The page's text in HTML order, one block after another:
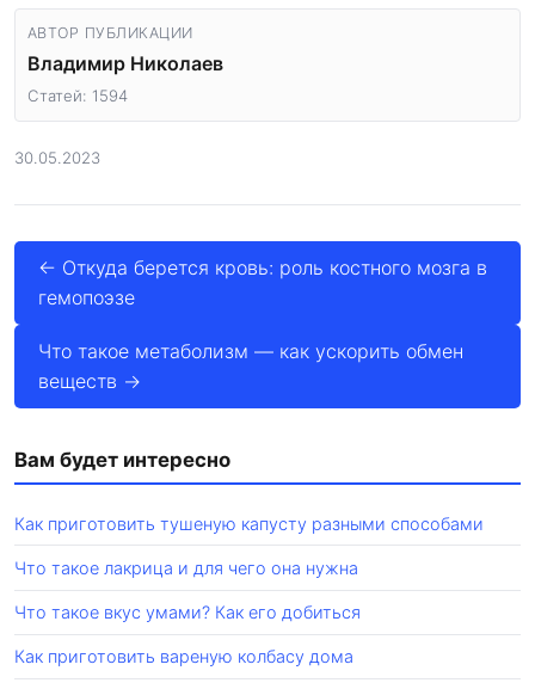
АВТОР ПУБЛИКАЦИИ
Владимир Николаев
Статей: 1594
30.05.2023
← Откуда берется кровь: роль костного мозга в
гемопоэзе
Что такое метаболизм — как ускорить обмен
веществ →
Вам будет интересно
Как приготовить тушеную капусту разными способами
Что такое лакрица и для чего она нужна
Что такое вкус умами? Как его добиться
Как приготовить вареную колбасу дома